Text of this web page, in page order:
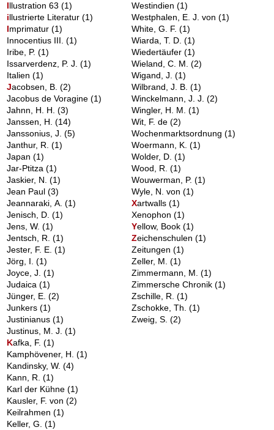
Illustration 63(1)
illustrierte Literatur(1)
Imprimatur(1)
Innocentius III.(1)
Iribe, P.(1)
Issarverdenz, P. J.(1)
Italien(1)
Jacobsen, B.(2)
Jacobus de Voragine(1)
Jahnn, H. H.(3)
Janssen, H.(14)
Janssonius, J.(5)
Janthur, R.(1)
Japan(1)
Jar-Ptitza(1)
Jaskier, N.(1)
Jean Paul(3)
Jeannaraki, A.(1)
Jenisch, D.(1)
Jens, W.(1)
Jentsch, R.(1)
Jester, F. E.(1)
Jörg, I.(1)
Joyce, J.(1)
Judaica(1)
Jünger, E.(2)
Junkers(1)
Justinianus(1)
Justinus, M. J.(1)
Kafka, F.(1)
Kamphövener, H.(1)
Kandinsky, W.(4)
Kann, R.(1)
Karl der Kühne(1)
Kausler, F. von(2)
Keilrahmen(1)
Keller, G.(1)
Westindien(1)
Westphalen, E. J. von(1)
White, G. F.(1)
Wiarda, T. D.(1)
Wiedertäufer(1)
Wieland, C. M.(2)
Wigand, J.(1)
Wilbrand, J. B.(1)
Winckelmann, J. J.(2)
Wingler, H. M.(1)
Wit, F. de(2)
Wochenmarktsordnung(1)
Woermann, K.(1)
Wolder, D.(1)
Wood, R.(1)
Wouwerman, P.(1)
Wyle, N. von(1)
Xartwalls(1)
Xenophon(1)
Yellow, Book(1)
Zeichenschulen(1)
Zeitungen(1)
Zeller, M.(1)
Zimmermann, M.(1)
Zimmersche Chronik(1)
Zschille, R.(1)
Zschokke, Th.(1)
Zweig, S.(2)